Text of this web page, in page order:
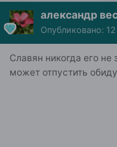
александр
Опубликовано:
Славян никогда его
может отпустить обиду